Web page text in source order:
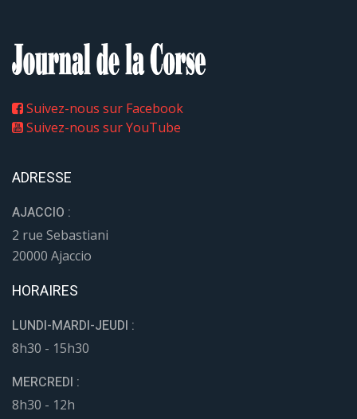
Suivez-nous sur Facebook
Suivez-nous sur YouTube
ADRESSE
AJACCIO :
2 rue Sebastiani
20000 Ajaccio
HORAIRES
LUNDI-MARDI-JEUDI :
8h30 - 15h30
MERCREDI :
8h30 - 12h